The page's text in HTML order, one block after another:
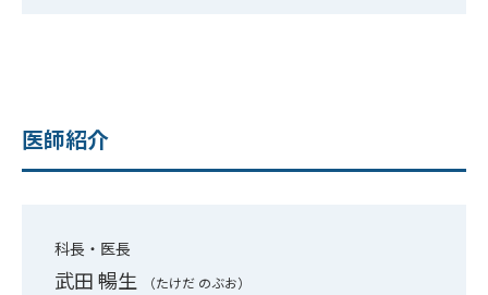
医師紹介
科長・医長
武田 暢生 （たけだ のぶお）